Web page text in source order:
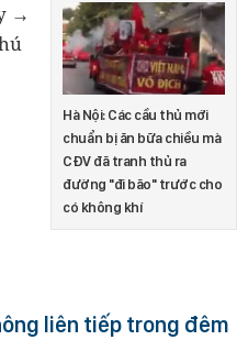
Hà Nội: Các cầu thủ mới
chuẩn bị ăn bữa chiều mà
CĐV đã tranh thủ ra
đường "đi bão" trước cho
có không khí
→
liên tiếp trong đêm